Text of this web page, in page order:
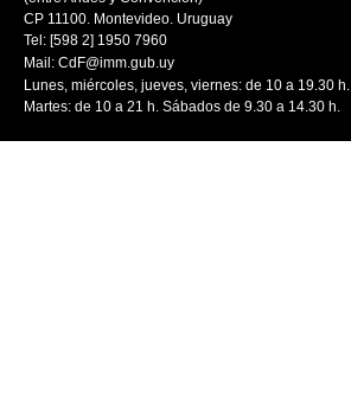
CP 11100. Montevideo. Uruguay
Tel: [598 2] 1950 7960
Mail: CdF@imm.gub.uy
Lunes, miércoles, jueves, viernes: de 10 a 19.30 h.
Martes: de 10 a 21 h. Sábados de 9.30 a 14.30 h.